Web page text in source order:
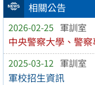
相關公告
2026-02-25 軍訓室
中央警察大學、警
2025-03-12 軍訓室
軍校招生資訊